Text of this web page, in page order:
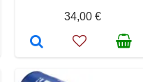
34,00 €